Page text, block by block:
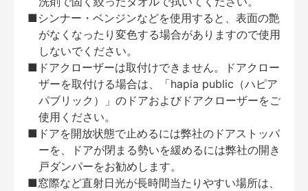
■シンナー・ベンジンなどを使用すると、表面の艶
がなくなったり変色する場合がありますので使用
しないでください。
■ドアクローザーは取付けできません。ドアクロー
ザーを取付ける場合は、「hapia public（ハピア
パブリック）」のドアおよびドアクローザーをご
使用ください。
■ドアを開放状態で止めるには弊社のドアストッパ
ーを、ドアが閉まる勢いを緩めるには弊社の開き
戸ダンパーをお勧めします。
■窓際など直射日光が長時間当たりやすい場所は、